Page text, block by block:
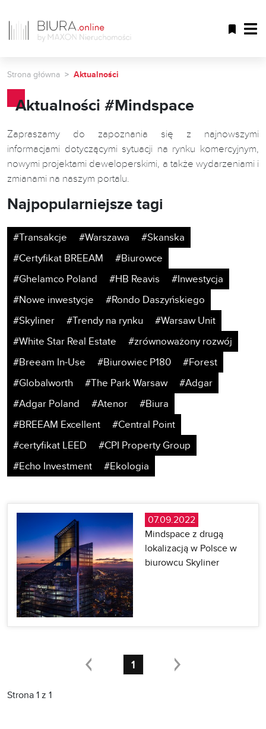
Strona główna Aktualności
Aktualności #Mindspace
Zapraszamy do zapoznania się z najnowszymi
informacjami dotyczącymi sytuacji na rynku komercyjnym,
nowymi projektami deweloperskimi, a także wydarzeniami i
zmianami na naszym portalu.
07.09.2022
Mindspace z drugą
lokalizacją w Polsce w
biurowcu Skyliner
1
Strona 1 z 1
Najpopularniejsze tagi
#Transakcje #Warszawa
#Skanska
#Certyfikat BREEAM
#Biurowce
#Ghelamco Poland
#HB Reavis
#Inwestycja
#Nowe inwestycje
#Rondo Daszyńskiego
#Skyliner
#Trendy na rynku
#Warsaw Unit
#White Star Real Estate
#zrównoważony rozwój
#Breeam In-Use
#Biurowiec P180
#Forest
#Globalworth
#The Park Warsaw
#Adgar
#Adgar Poland
#Atenor
#Biura
#BREEAM Excellent
#Central Point
#certyfikat LEED
#CPI Property Group
#Echo Investment
#Ekologia